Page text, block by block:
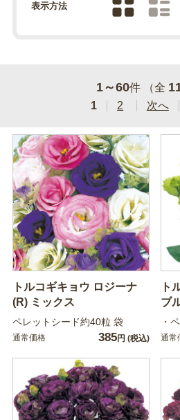
表示方法
1～60件 （全
1
2 次へ
トルコギキョウ ロジーナ
(R) ミックス
ペレットシード約40粒 袋
通常価格 385円 (税込)
ト
ブ
・
通常